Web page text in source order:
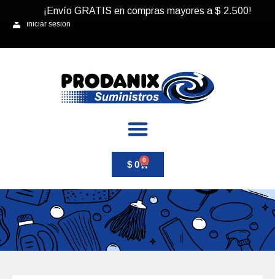
Iniciar sesión
$0 0
¡Envío GRATIS en compras mayores a $ 2.500!